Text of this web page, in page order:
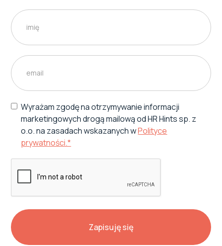
Wyrażam zgodę na otrzymywanie informacji
marketingowych drogą mailową od HR Hints sp. z
o.o. na zasadach wskazanych wPolityce
prywatności.*